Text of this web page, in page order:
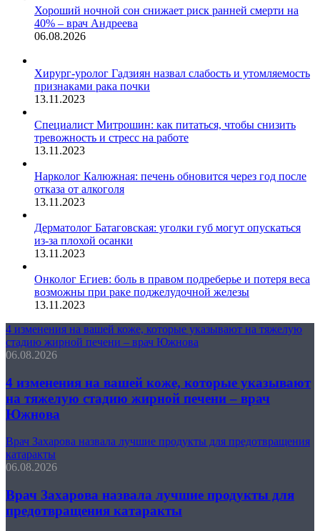
Хороший ночной сон снижает риск ранней смерти на
40% – врач Андреева
06.08.2026
Хирург-уролог Гадзиян назвал слабость и утомляемость
признаками рака почки
13.11.2023
Специалист Митрошин: как питаться, чтобы снизить
тревожность и стресс на работе
13.11.2023
Нарколог Калюжная: печень обновится через год после
отказа от алкоголя
13.11.2023
Дерматолог Батаговская: уголки губ могут опускаться
из-за плохой осанки
13.11.2023
Онколог Егиев: боль в правом подреберье и потеря веса
возможны при раке поджелудочной железы
13.11.2023
4 изменения на вашей коже, которые указывают на тяжелую
стадию жирной печени – врач Южнова
06.08.2026
4 изменения на вашей коже, которые указывают
на тяжелую стадию жирной печени – врач
Южнова
Врач Захарова назвала лучшие продукты для предотвращения
катаракты
06.08.2026
Врач Захарова назвала лучшие продукты для
предотвращения катаракты